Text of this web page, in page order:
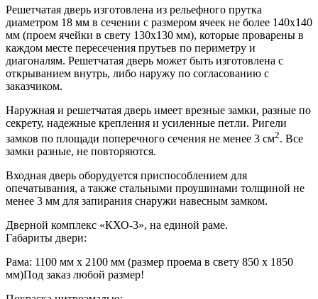
Решетчатая дверь изготовлена из рельефного прутка
диаметром 18 мм в сечении с размером ячеек не более 140х140
мм (проем ячейки в свету 130х130 мм), которые проварены в
каждом месте пересечения прутьев по периметру и
диагоналям. Решетчатая дверь может быть изготовлена с
открыванием внутрь, либо наружу по согласованию с
заказчиком.
Наружная и решетчатая дверь имеет врезные замки, разные по
секрету, надежные крепления и усиленные петли. Ригели
замков по площади поперечного сечения не менее 3 см2. Все
замки разные, не повторяются.
Входная дверь оборудуется приспособлением для
опечатывания, а также стальными проушинами толщиной не
менее 3 мм для запирания снаружи навесным замком.
Дверной комплекс «КХО-3», на единой раме.
Габариты двери:
Рама: 1100 мм х 2100 мм (размер проема в свету 850 х 1850
мм)Под заказ любой размер!